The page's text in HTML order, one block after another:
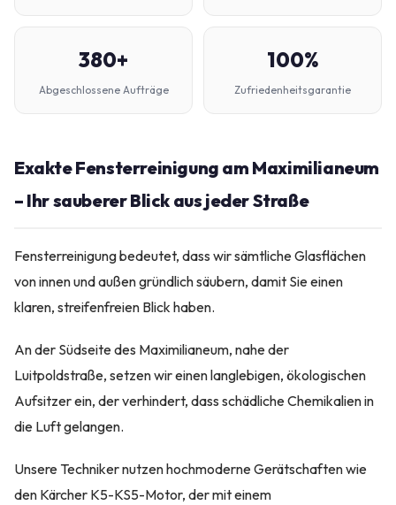
380+
Abgeschlossene Aufträge
100%
Zufriedenheitsgarantie
Exakte Fensterreinigung am Maximilianeum
– Ihr sauberer Blick aus jeder Straße
Fensterreinigung bedeutet, dass wir sämtliche Glasflächen
von innen und außen gründlich säubern, damit Sie einen
klaren, streifenfreien Blick haben.
An der Südseite des Maximilianeum, nahe der
Luitpoldstraße, setzen wir einen langlebigen, ökologischen
Aufsitzer ein, der verhindert, dass schädliche Chemikalien in
die Luft gelangen.
Unsere Techniker nutzen hochmoderne Gerätschaften wie
den Kärcher K5-KS5-Motor, der mit einem